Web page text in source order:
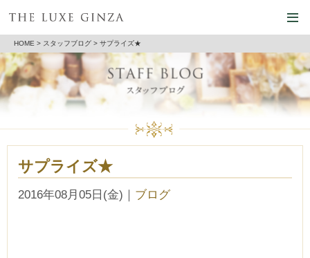
HOME > スタッフブログ > サプライズ★
サプライズ★
2016年08月05日(金) ｜ ブログ